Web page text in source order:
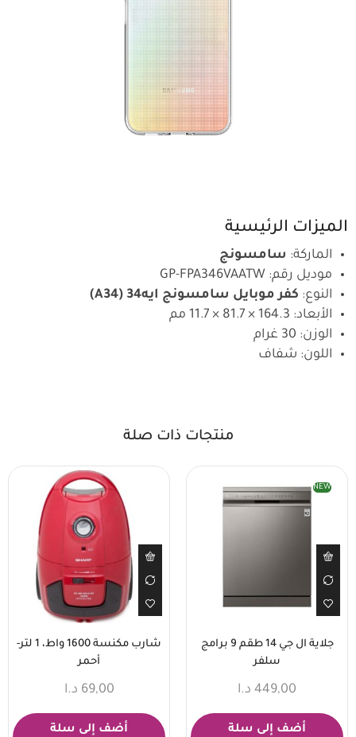
الميزات الرئيسية
الماركة: سامسونج
موديل رقم: GP-FPA346VAATW
النوع: كفر موبايل سامسونج ايه34 (A34)
الأبعاد: 164.3 × 81.7 × 11.7 مم
الوزن: 30 غرام
اللون: شفاف
منتجات ذات صلة
NEW
جلاية ال جي 14 طقم 9 برامج
سلفر
449,00 د.ا
أضف إلى سلة
شارب مكنسة 1600 واط، 1 لتر-
أحمر
69,00 د.ا
أضف إلى سلة